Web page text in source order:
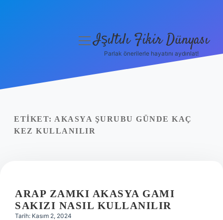
Yasal Uyarı
menüyüIşıltılı Fikir Dünyası
Parlak önerilerle hayatını aydınlat!
ETIKET: AKASYA ŞURUBU GÜNDE KAÇ
KEZ KULLANILIR
ARAP ZAMKI AKASYA GAMI
SAKIZI NASIL KULLANILIR
Tarih: Kasım 2, 2024